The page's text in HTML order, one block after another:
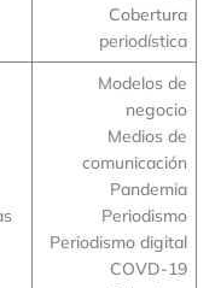
Cobertura
periodística
Modelos de
negocio
Medios de
comunicación
Pandemia
Periodismo
Periodismo digital
COVD-19